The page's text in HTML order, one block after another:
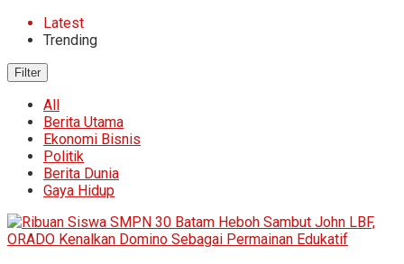
Latest
Trending
Filter
All
Berita Utama
Ekonomi Bisnis
Politik
Berita Dunia
Gaya Hidup